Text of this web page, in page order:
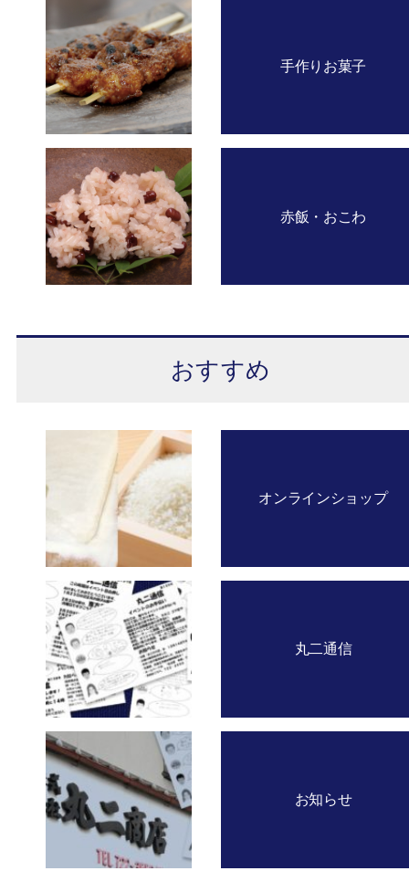
手作りお菓子
赤飯・おこわ
おすすめ
オンラインショップ
丸二通信
お知らせ